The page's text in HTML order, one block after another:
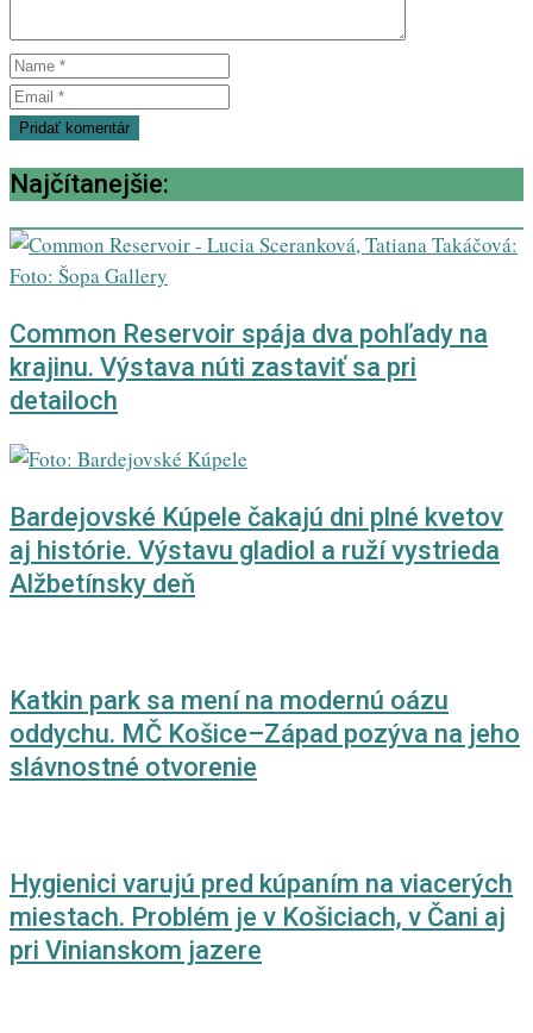
Najčítanejšie:
Common Reservoir spája dva pohľady na
krajinu. Výstava núti zastaviť sa pri
detailoch
Bardejovské Kúpele čakajú dni plné kvetov
aj histórie. Výstavu gladiol a ruží vystrieda
Alžbetínsky deň
Katkin park sa mení na modernú oázu
oddychu. MČ Košice–Západ pozýva na jeho
slávnostné otvorenie
Hygienici varujú pred kúpaním na viacerých
miestach. Problém je v Košiciach, v Čani aj
pri Vinianskom jazere